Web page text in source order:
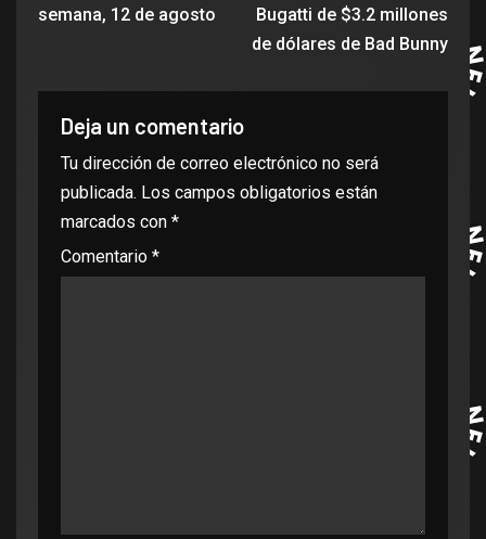
semana, 12 de agosto
Bugatti de $3.2 millones
de dólares de Bad Bunny
Deja un comentario
Tu dirección de correo electrónico no será
publicada. Los campos obligatorios están
marcados con *
Comentario *